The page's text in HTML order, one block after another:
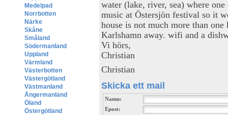
Medelpad
Norrbotten
Närke
Skåne
Småland
Södermanland
Uppland
Värmland
Västerbotten
Västergötland
Västmanland
Ångermanland
Öland
Östergötland
water (lake, river, sea) where
music at Östersjön festival so it
house is not much more than
Karlshamn away. wifi and a
Vi hörs,
Christian
Christian
Skicka ett mail
Namn:
Epost: